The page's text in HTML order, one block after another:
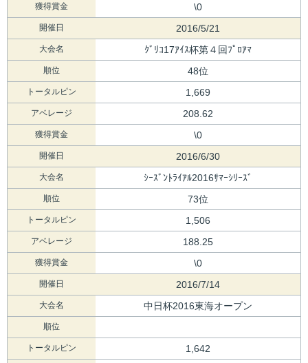
獲得賞金 \0
開催日 2016/5/21
大会名 ｸﾞﾘｺ17ｱｲｽ杯第４回ﾌﾟﾛｱﾏ
順位 48位
トータルピン 1,669
アベレージ 208.62
獲得賞金 \0
開催日 2016/6/30
大会名 ｼｰｽﾞﾝﾄﾗｲｱﾙ2016ｻﾏｰｼﾘｰｽﾞ
順位 73位
トータルピン 1,506
アベレージ 188.25
獲得賞金 \0
開催日 2016/7/14
大会名 中日杯2016東海オープン
順位
トータルピン 1,642